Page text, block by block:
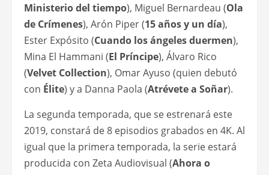
Ministerio del tiempo), Miguel Bernardeau (Ola
de Crímenes), Arón Piper (15 años y un día),
Ester Expósito (Cuando los ángeles duermen),
Mina El Hammani (El Príncipe), Álvaro Rico
(Velvet Collection), Omar Ayuso (quien debutó
con Élite) y a Danna Paola (Atrévete a Soñar).
La segunda temporada, que se estrenará este
2019, constará de 8 episodios grabados en 4K. Al
igual que la primera temporada, la serie estará
producida con Zeta Audiovisual (Ahora o